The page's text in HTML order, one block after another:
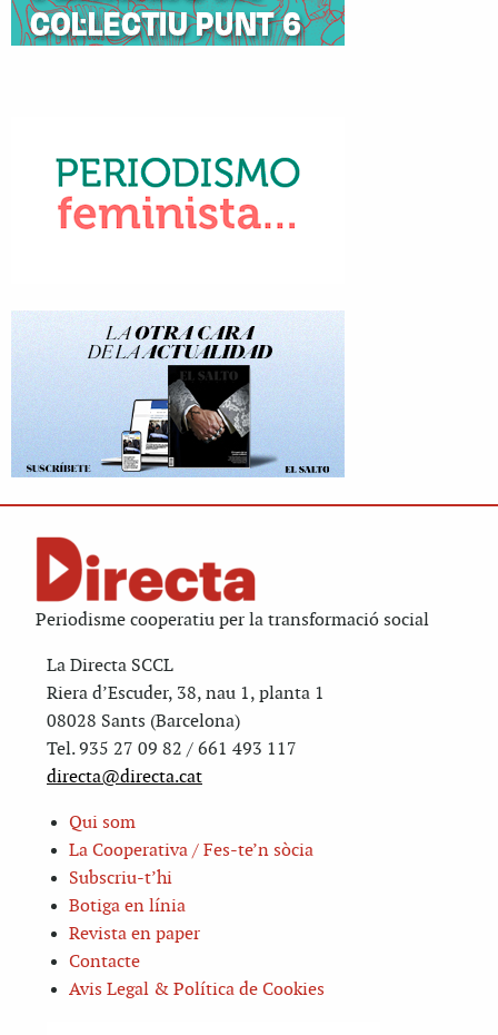
Periodisme cooperatiu per la transformació social
La Directa SCCL
Riera d’Escuder, 38, nau 1, planta 1
08028 Sants (Barcelona)
Tel. 935 27 09 82 / 661 493 117
directa@directa.cat
Qui som
La Cooperativa / Fes-te’n sòcia
Subscriu-t’hi
Botiga en línia
Revista en paper
Contacte
Avis Legal & Política de Cookies